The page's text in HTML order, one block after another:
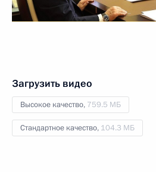
Загрузить видео
Высокое качество, 759.5 МБ
Стандартное качество, 104.3 МБ